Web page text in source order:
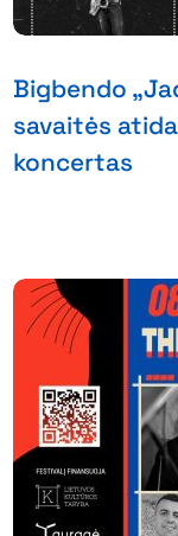
Bigbendo
savaitės
koncertas